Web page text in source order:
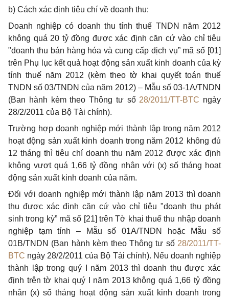
b) Cách xác định tiêu chí về doanh thu:
Doanh nghiệp có doanh thu tính thuế TNDN năm 2012
không quá 20 tỷ đồng được xác định căn cứ vào chỉ tiêu
"doanh thu bán hàng hóa và cung cấp dịch vụ” mã số [01]
trên Phụ lục kết quả hoạt động sản xuất kinh doanh của kỳ
tính thuế năm 2012 (kèm theo tờ khai quyết toán thuế
TNDN số 03/TNDN của năm 2012) – Mẫu số 03-1A/TNDN
(Ban hành kèm theo Thông tư số 28/2011/TT-BTC ngày
28/2/2011 của Bộ Tài chính).
Trường hợp doanh nghiệp mới thành lập trong năm 2012
hoạt động sản xuất kinh doanh trong năm 2012 không đủ
12 tháng thì tiêu chí doanh thu năm 2012 được xác định
không vượt quá 1,66 tỷ đồng nhân với (x) số tháng hoạt
động sản xuất kinh doanh của năm.
Đối với doanh nghiệp mới thành lập năm 2013 thì doanh
thu được xác định căn cứ vào chỉ tiêu "doanh thu phát
sinh trong kỳ” mã số [21] trên Tờ khai thuế thu nhập doanh
nghiệp tạm tính – Mẫu số 01A/TNDN hoặc Mẫu số
01B/TNDN (Ban hành kèm theo Thông tư số 28/2011/TT-
BTC ngày 28/2/2011 của Bộ Tài chính). Nếu doanh nghiệp
thành lập trong quý I năm 2013 thì doanh thu được xác
định trên tờ khai quý I năm 2013 không quá 1,66 tỷ đồng
nhân (x) số tháng hoạt động sản xuất kinh doanh trong